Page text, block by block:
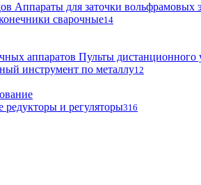
Аппараты для заточки вольфрамовых
сварочные14
Пульты дистанционного
инструмент по металлу12
редукторы и регуляторы316